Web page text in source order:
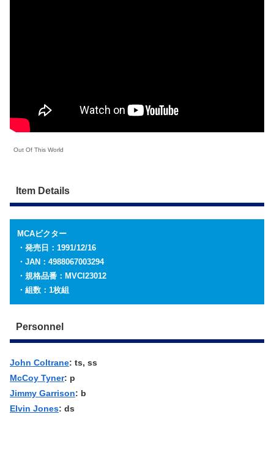
Out Of This World
Item Details
MCAビクター
・発売日：1991/12/16
・JAN：4988067003294
・規格品番：MVCI23012
・組数：1枚組
Personnel
John Coltrane: ts, ss
McCoy Tyner: p
Jimmy Garrison: b
Elvin Jones: ds